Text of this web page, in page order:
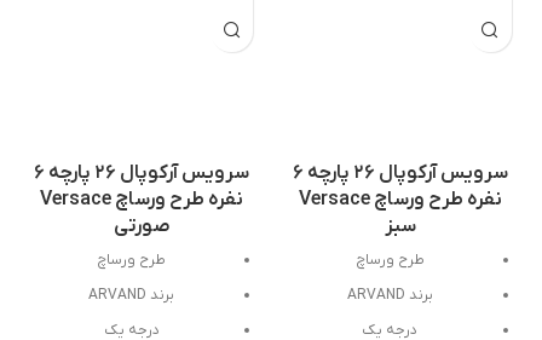
سرویس آرکوپال ۲۶ پارچه ۶
نفره طرح ورساچ Versace
سبز
طرح ورساچ
برند ARVAND
درجه یک
سرویس آرکوپال ۲۶ پارچه ۶
نفره طرح ورساچ Versace
صورتی
طرح ورساچ
برند ARVAND
درجه یک